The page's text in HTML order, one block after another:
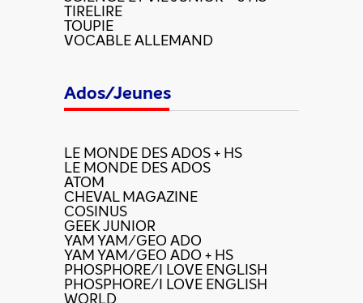
TIRELIRE
TOUPIE
VOCABLE ALLEMAND
Ados/Jeunes
LE MONDE DES ADOS + HS
LE MONDE DES ADOS
ATOM
CHEVAL MAGAZINE
COSINUS
GEEK JUNIOR
YAM YAM/GEO ADO
YAM YAM/GEO ADO + HS
PHOSPHORE/I LOVE ENGLISH
PHOSPHORE/I LOVE ENGLISH
WORLD